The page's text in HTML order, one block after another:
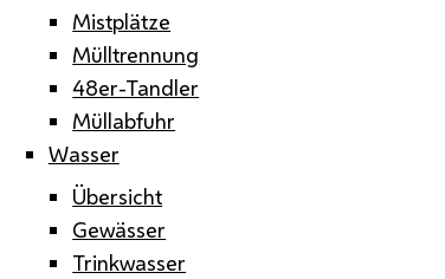
Mistplätze
Mülltrennung
48er-Tandler
Müllabfuhr
Wasser
Übersicht
Gewässer
Trinkwasser